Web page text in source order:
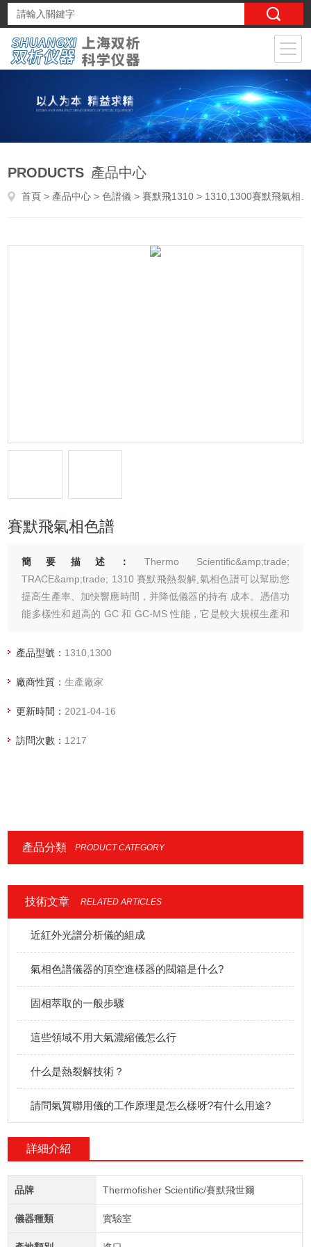
PRODUCTS 產品中心
首頁 > 產品中心 >色譜儀 >賽默飛1310 > 1310,1300賽默飛氣相色譜
賽默飛氣相色譜
簡要描述： Thermo Scientific&amp;trade;
TRACE&amp;trade; 1310 賽默飛熱裂解,氣相色譜可以幫助您
提高生產率、加快響應時間，并降低儀器的持有 成本。憑借功
能多樣性和超高的 GC 和 GC-MS 性能，它是較大規模生產和
制、狀態監測和儀器上方法開發的全觸摸屏設計。擁有即時連
同的工作流程。
產品型號： 1310,1300
廠商性質：生產廠家
更新時間： 2021-04-16
訪問次數： 1217
產品分類 PRODUCT CATEGORY
技術文章 RELATED ARTICLES
近紅外光譜分析儀的組成
氣相色譜儀器的頂空進樣器的閥箱是什么?
固相萃取的一般步驟
這些領域不用大氣濃縮儀怎么行
什么是熱裂解技術？
請問氣質聯用儀的工作原理是怎么樣呀?有什么用途?
詳細介紹
品牌 Thermofisher Scientific/賽默飛世爾
儀器種類 實驗室